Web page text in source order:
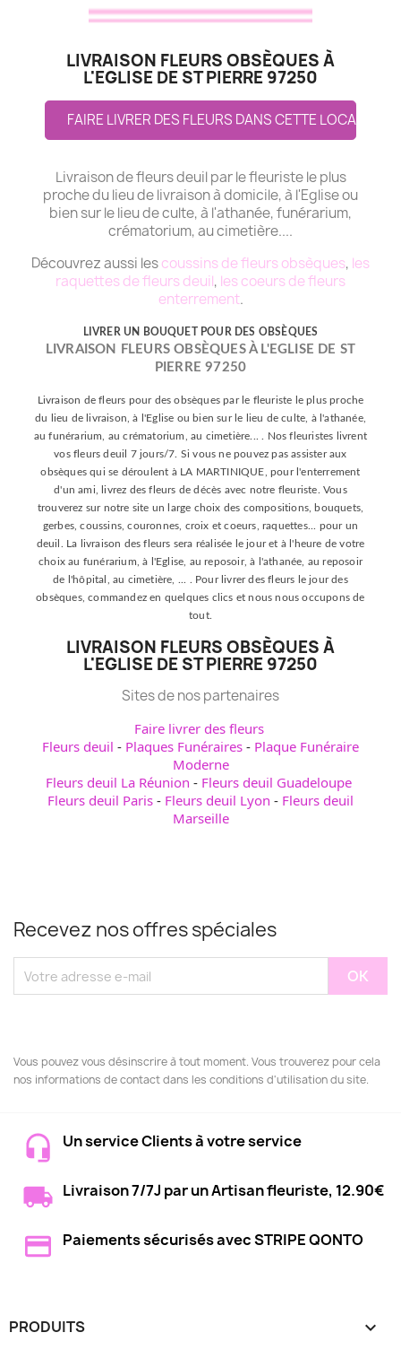
LIVRAISON FLEURS OBSÈQUES À
L'EGLISE DE ST PIERRE 97250
FAIRE LIVRER DES FLEURS DANS CETTE LOCALITE
Livraison de fleurs deuil par le fleuriste le plus
proche du lieu de livraison à domicile, à l'Eglise ou
bien sur le lieu de culte, à l'athanée, funérarium,
crématorium, au cimetière....
Découvrez aussi lescoussins de fleurs obsèques, les
raquettes de fleurs deuil, les coeurs de fleurs
enterrement.
LIVRER UN BOUQUET POUR DES OBSÈQUES
LIVRAISON FLEURS OBSÈQUES À L'EGLISE DE ST
PIERRE 97250
Livraison de fleurs pour des obsèques par le fleuriste le plus proche
du lieu de livraison, à l'Eglise ou bien sur le lieu de culte, à l'athanée,
au funérarium, au crématorium, au cimetière... . Nos fleuristes livrent
vos fleurs deuil 7 jours/7. Si vous ne pouvez pas assister aux
obsèques qui se déroulent à LA MARTINIQUE, pour l'enterrement
d'un ami, livrez des fleurs de décès avec notre fleuriste. Vous
trouverez sur notre site un large choix des compositions, bouquets,
gerbes, coussins, couronnes, croix et coeurs, raquettes... pour un
deuil. La livraison des fleurs sera réalisée le jour et à l'heure de votre
choix au funérarium, à l'Eglise, au reposoir, à l'athanée, au reposoir
de l'hôpital, au cimetière, ... . Pour livrer des fleurs le jour des
obsèques, commandez en quelques clics et nous nous occupons de
tout.
LIVRAISON FLEURS OBSÈQUES À
L'EGLISE DE ST PIERRE 97250
Sites de nos partenaires
Faire livrer des fleurs
Fleurs deuil - Plaques Funéraires - Plaque Funéraire
Moderne
Fleurs deuil La Réunion - Fleurs deuil Guadeloupe
Fleurs deuil Paris - Fleurs deuil Lyon - Fleurs deuil
Marseille
Recevez nos offres spéciales
Vous pouvez vous désinscrire à tout moment. Vous trouverez pour cela
nos informations de contact dans les conditions d'utilisation du site.
Un service Clients à votre service
Livraison 7/7J par un Artisan fleuriste, 12.90€
Paiements sécurisés avec STRIPE QONTO
PRODUITS 